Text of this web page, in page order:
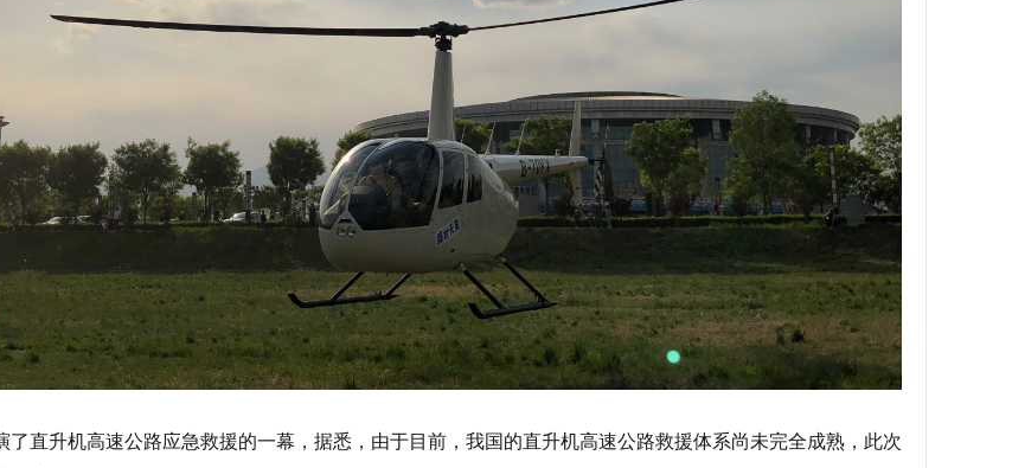
了直升机高速公路应急救援的一幕，据悉，由于目前，我国的直升机高速公路救援体系尚未完全成熟，此次